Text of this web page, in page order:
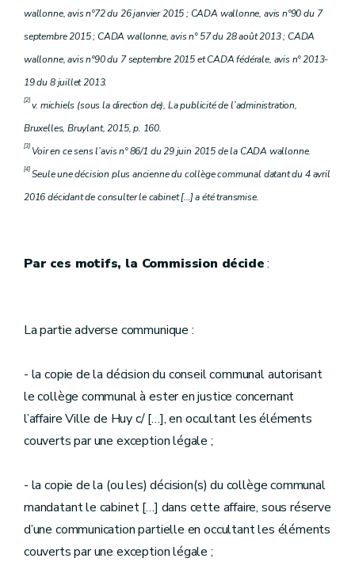
wallonne, avis n°72 du 26 janvier 2015 ; CADA wallonne, avis n°90 du 7
septembre 2015 ; CADA wallonne, avis n° 57 du 28 août 2013 ; CADA
wallonne, avis n°90 du 7 septembre 2015 et CADA fédérale, avis n° 2013-
19 du 8 juillet 2013.
[2]v. michiels (sous la direction de), La publicité de l’administration,
Bruxelles, Bruylant, 2015, p. 160.
[3]Voir en ce sens l’avis n° 86/1 du 29 juin 2015 de la CADA wallonne.
[4]Seule une décision plus ancienne du collège communal datant du 4 avril
2016 décidant de consulter le cabinet […] a été transmise.
Par ces motifs, la Commission décide:
La partie adverse communique :
- la copie de la décision du conseil communal autorisant
le collège communal à ester en justice concernant
l’affaire Ville de Huy c/ […], en occultant les éléments
couverts par une exception légale ;
- la copie de la (ou les) décision(s) du collège communal
mandatant le cabinet […] dans cette affaire, sous réserve
d’une communication partielle en occultant les éléments
couverts par une exception légale ;